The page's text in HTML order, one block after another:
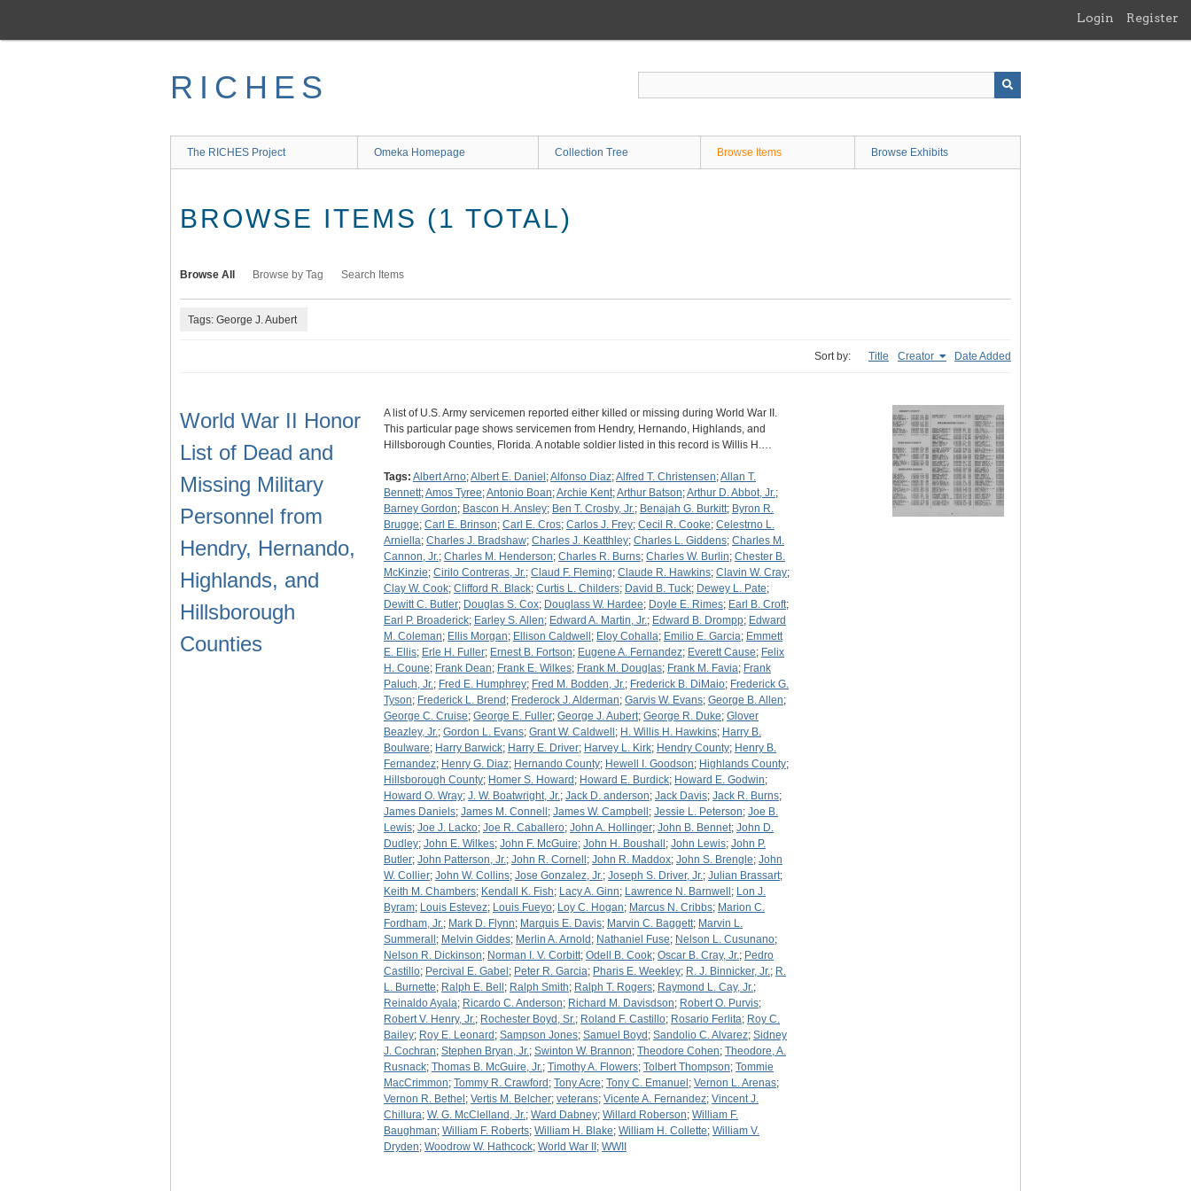
main
Login Register
RICHES
The RICHES Project Omeka Homepage Collection Tree Browse Items Browse Exhibits
BROWSE ITEMS (1 TOTAL)
Browse All Browse by Tag Search Items
Tags: George J. Aubert
Sort by: Title Creator Date Added
World War II Honor
List of Dead and
Missing Military
Personnel from
Hendry, Hernando,
Highlands, and
Hillsborough
Counties
A list of U.S. Army servicemen reported either killed or missing during World War II.
This particular page shows servicemen from Hendry, Hernando, Highlands, and
Hillsborough Counties, Florida. A notable soldier listed in this record is Willis H.…
Tags: Albert Arno;Albert E. Daniel ;Alfonso Diaz;Alfred T. Christensen;Allan T.
Bennett;Amos Tyree;Antonio Boan;Archie Kent;Arthur Batson;Arthur D. Abbot, Jr.;
Barney Gordon; Bascon H. Ansley; Ben T. Crosby, Jr.; Benajah G. Burkitt; Byron R.
Brugge; Carl E. Brinson; Carl E. Cros; Carlos J. Frey; Cecil R. Cooke; Celestrno L.
Arniella; Charles J. Bradshaw; Charles J. Keatthley; Charles L. Giddens; Charles M.
Cannon, Jr.; Charles M. Henderson; Charles R. Burns; Charles W. Burlin; Chester B.
McKinzie; Cirilo Contreras, Jr.; Claud F. Fleming; Claude R. Hawkins; Clavin W. Cray;
Clay W. Cook; Clifford R. Black; Curtis L. Childers; David B. Tuck; Dewey L. Pate;
Dewitt C. Butler; Douglas S. Cox; Douglass W. Hardee; Doyle E. Rimes; Earl B. Croft;
Earl P. Broaderick; Earley S. Allen; Edward A. Martin, Jr.; Edward B. Drompp; Edward
M. Coleman; Ellis Morgan; Ellison Caldwell ; Eloy Cohalla; Emilio E. Garcia; Emmett
E. Ellis; Erle H. Fuller; Ernest B. Fortson; Eugene A. Fernandez; Everett Cause; Felix
H. Coune; Frank Dean; Frank E. Wilkes; Frank M. Douglas; Frank M. Favia; Frank
Paluch, Jr.; Fred E. Humphrey; Fred M. Bodden, Jr.; Frederick B. DiMaio; Frederick G.
Tyson; Frederick L. Brend ; Frederock J. Alderman; Garvis W. Evans; George B. Allen;
George C. Cruise; George E. Fuller; George J. Aubert; George R. Duke; Glover
Beazley, Jr.; Gordon L. Evans; Grant W. Caldwell ; H. Willis H. Hawkins; Harry B.
Boulware; Harry Barwick; Harry E. Driver; Harvey L. Kirk; Hendry County; Henry B.
Fernandez; Henry G. Diaz; Hernando County; Hewell I. Goodson; Highlands County;
Hillsborough County; Homer S. Howard ; Howard E. Burdick; Howard E. Godwin;
Howard O. Wray; J. W. Boatwright, Jr.; Jack D. anderson; Jack Davis; Jack R. Burns;
James Daniels; James M. Connell ; James W. Campbell ; Jessie L. Peterson; Joe B.
Lewis; Joe J. Lacko; Joe R. Caballero; John A. Hollinger; John B. Bennet; John D.
Dudley; John E. Wilkes; John F. McGuire; John H. Boushall ; John Lewis; John P.
Butler; John Patterson, Jr.; John R. Cornell ; John R. Maddox; John S. Brengle; John
W. Collier; John W. Collins; Jose Gonzalez, Jr.; Joseph S. Driver, Jr.; Julian Brassart;
Keith M. Chambers; Kendall K. Fish; Lacy A. Ginn; Lawrence N. Barnwell ; Lon J.
Byram; Louis Estevez; Louis Fueyo; Loy C. Hogan; Marcus N. Cribbs; Marion C.
Fordham, Jr.; Mark D. Flynn; Marquis E. Davis; Marvin C. Baggett; Marvin L.
Summerall ; Melvin Giddes; Merlin A. Arnold ; Nathaniel Fuse; Nelson L. Cusunano;
Nelson R. Dickinson; Norman I. V. Corbitt; Odell B. Cook; Oscar B. Cray, Jr.; Pedro
Castillo; Percival E. Gabel ; Peter R. Garcia; Pharis E. Weekley; R. J. Binnicker, Jr.; R.
L. Burnette; Ralph E. Bell ; Ralph Smith; Ralph T. Rogers; Raymond L. Cay, Jr.;
Reinaldo Ayala; Ricardo C. Anderson; Richard M. Davisdson; Robert O. Purvis;
Robert V. Henry, Jr.; Rochester Boyd, Sr.; Roland F. Castillo; Rosario Ferlita; Roy C.
Bailey; Roy E. Leonard ; Sampson Jones; Samuel Boyd ; Sandolio C. Alvarez; Sidney
J. Cochran; Stephen Bryan, Jr.; Swinton W. Brannon; Theodore Cohen; Theodore, A.
Rusnack; Thomas B. McGuire, Jr.; Timothy A. Flowers; Tolbert Thompson; Tommie
MacCrimmon; Tommy R. Crawford ; Tony Acre; Tony C. Emanuel ; Vernon L. Arenas;
Vernon R. Bethel ; Vertis M. Belcher; veterans; Vicente A. Fernandez; Vincent J.
Chillura; W. G. McClelland, Jr.; Ward Dabney; Willard Roberson; William F.
Baughman; William F. Roberts; William H. Blake; William H. Collette; William V.
Dryden; Woodrow W. Hathcock; World War II ; WWII